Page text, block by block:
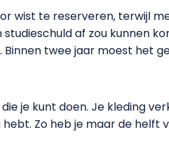
wist te reserveren, terwijl
af zou kunnen
Binnen twee jaar moest het
je kunt doen. Je kleding
Zo heb je maar de helft